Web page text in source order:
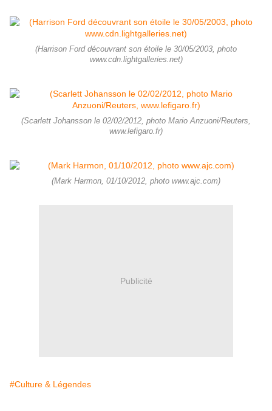
(Harrison Ford découvrant son étoile le 30/05/2003, photo
www.cdn.lightgalleries.net)
(Scarlett Johansson le 02/02/2012, photo Mario Anzuoni/Reuters,
www.lefigaro.fr)
(Mark Harmon, 01/10/2012, photo www.ajc.com)
Publicité
#Culture & Légendes